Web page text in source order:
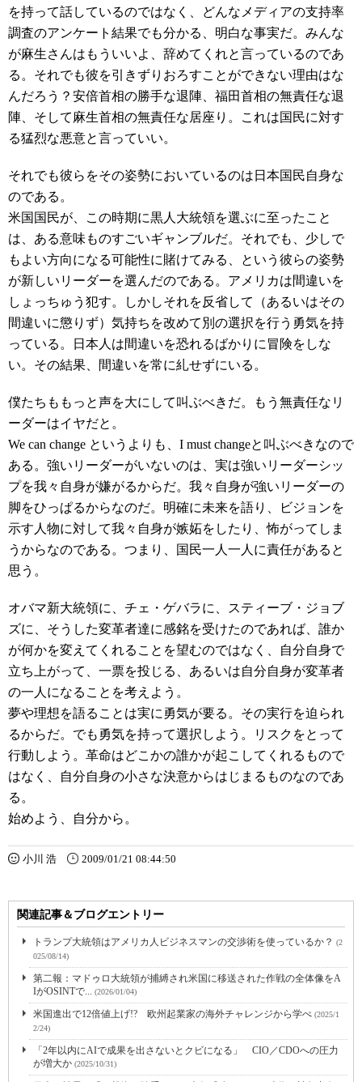
を持って話しているのではなく、どんなメディアの支持率
調査のアンケート結果でも分かる、明白な事実だ。みんな
が麻生さんはもういいよ、辞めてくれと言っているのであ
る。それでも彼を引きずりおろすことができない理由はな
んだろう？安倍首相の勝手な退陣、福田首相の無責任な退
陣、そして麻生首相の無責任な居座り。これは国民に対す
る猛烈な悪意と言っていい。
それでも彼らをその姿勢においているのは日本国民自身な
のである。
米国国民が、この時期に黒人大統領を選ぶに至ったこと
は、ある意味ものすごいギャンブルだ。それでも、少しで
もよい方向になる可能性に賭けてみる、という彼らの姿勢
が新しいリーダーを選んだのである。アメリカは間違いを
しょっちゅう犯す。しかしそれを反省して（あるいはその
間違いに懲りず）気持ちを改めて別の選択を行う勇気を持
っている。日本人は間違いを恐れるばかりに冒険をしな
い。その結果、間違いを常に糺せずにいる。
僕たちももっと声を大にして叫ぶべきだ。もう無責任なリ
ーダーはイヤだと。
We can change というよりも、I must changeと叫ぶべきなので
ある。強いリーダーがいないのは、実は強いリーダーシッ
プを我々自身が嫌がるからだ。我々自身が強いリーダーの
脚をひっぱるからなのだ。明確に未来を語り、ビジョンを
示す人物に対して我々自身が嫉妬をしたり、怖がってしま
うからなのである。つまり、国民一人一人に責任があると
思う。
オバマ新大統領に、チェ・ゲバラに、スティーブ・ジョブ
ズに、そうした変革者達に感銘を受けたのであれば、誰か
が何かを変えてくれることを望むのではなく、自分自身で
立ち上がって、一票を投じる、あるいは自分自身が変革者
の一人になることを考えよう。
夢や理想を語ることは実に勇気が要る。その実行を迫られ
るからだ。でも勇気を持って選択しよう。リスクをとって
行動しよう。革命はどこかの誰かが起こしてくれるもので
はなく、自分自身の小さな決意からはじまるものなのであ
る。
始めよう、自分から。
小川 浩 2009/01/21 08:44:50
関連記事＆ブログエントリー
トランプ大統領はアメリカ人ビジネスマンの交渉術を使っているか？ (2
025/08/14)
第二報：マドゥロ大統領が捕縛され米国に移送された作戦の全体像をA
IがOSINTで... (2026/01/04)
米国進出で12倍値上げ!? 欧州起業家の海外チャレンジから学べ (2025/1
2/24)
「2年以内にAIで成果を出さないとクビになる」 CIO／CDOへの圧力
が増大か (2025/10/31)